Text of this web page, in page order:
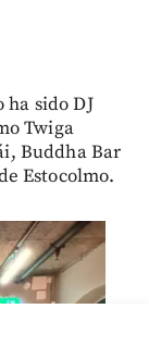
sido DJ
Twiga
Buddha Bar
Estocolmo.